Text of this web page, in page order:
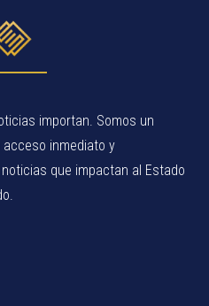
importan. Somos un
acceso inmediato y
que impactan al Estado